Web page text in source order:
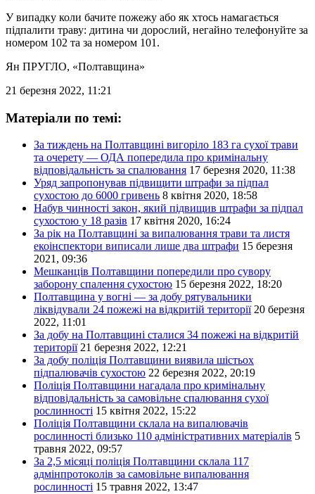
У випадку коли бачите пожежу або як хтось намагається
підпалити траву: дитина чи дорослий, негайно телефонуйте за
номером 102 та за номером 101.
Ян ПРУГЛО, «Полтавщина»
21 березня 2022, 11:21
Матеріали по темі:
За тиждень на Полтавщині вигоріло 183 га сухої трави
та очерету — ОДА попередила про кримінальну
відповідальність за спалювання 17 березня 2020, 11:38
Уряд запропонував підвищити штрафи за підпал
сухостою до 6000 гривень 8 квітня 2020, 18:58
Набув чинності закон, який підвищив штрафи за підпал
сухостою у 18 разів 17 квітня 2020, 16:24
За рік на Полтавщині за випалювання трави та листя
екоінспектори виписали лише два штрафи 15 березня
2021, 09:36
Мешканців Полтавщини попередили про сувору
заборону спалення сухостою 15 березня 2022, 18:20
Полтавщина у вогні — за добу рятувальники
ліквідували 24 пожежі на відкритій території 20 березня
2022, 11:01
За добу на Полтавщині сталися 34 пожежі на відкритій
території 21 березня 2022, 12:21
За добу поліція Полтавщини виявила шістьох
підпалювачів сухостою 22 березня 2022, 20:19
Поліція Полтавщини нагадала про кримінальну
відповідальність за самовільне спалювання сухої
рослинності 15 квітня 2022, 15:22
Поліція Полтавщини склала на випалювачів
рослинності близько 110 адміністративних матеріалів 5
травня 2022, 09:57
За 2,5 місяці поліція Полтавщини склала 117
адмінпротоколів за самовільне випалювання
рослинності 15 травня 2022, 13:47